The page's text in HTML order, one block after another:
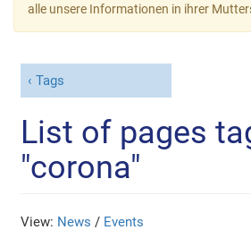
alle unsere Informationen in ihrer
Tags
List of pages
"corona"
View: News / Events